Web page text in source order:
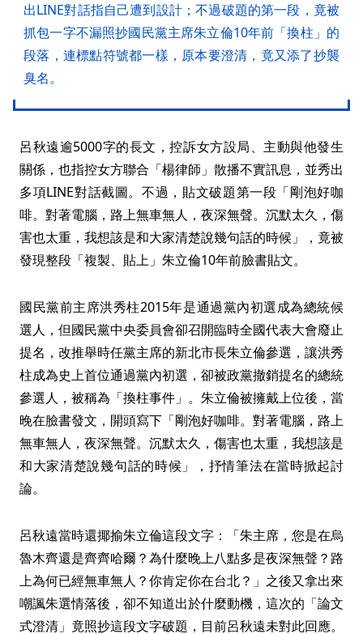
出LINE對話指自己遭到設計；不過破題的第一段，竟被
抓包一字不漏照抄國民黨主席朱立倫10年前「換柱」的
段落，連標點符號都一樣，原本要澄清，竟又添了抄襲
臭名。
呂秋遠逾5000字的長文，控訴女方設局、主動與他發生
關係，也指控女方聯合「楊律師」散播不實訊息，並秀出
多項LINE對話截圖。不過，貼文破題第一段「剛泡好咖
啡。對著電腦，路上無車無人，夜深無聲。沉默太久，傷
害也太重，我想該是和大家清楚說幾句話的時候」，竟被
發現整段「複製、貼上」朱立倫10年前臉書貼文。
國民黨前主席洪秀柱2015年是通過黨內初選成為總統候
選人，但國民黨中央委員會卻召開臨時全國代表大會廢止
提名，改推舉時任黨主席的新北市長朱立倫參選，讓洪秀
柱成為史上首位通過黨內初選，卻被政黨撤銷提名的總統
參選人，被稱為「換柱事件」。朱立倫被擁戴上位後，當
晚在臉書發文，開頭寫下「剛泡好咖啡。對著電腦，路上
無車無人，夜深無聲。沉默太久，傷害也太重，我想該是
和大家清楚說幾句話的時候」，抒情筆法在當時掀起討
論。
呂秋遠當時還揶揄朱立倫這段文字：「朱主席，您是在烏
魯木齊還是齊齊哈爾？為什麼晚上八點多是夜深無聲？路
上為何已經無車無人？你肯定你在台北？」之後又拿出來
嘲諷朱選情落後，卻不知道出於什麼動機，這次的「論文
式澄清」竟照抄這段文字破題，目前呂秋遠未對此回應。